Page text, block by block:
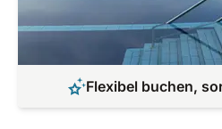
Flexibel buchen,